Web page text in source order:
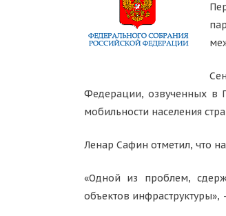
Федерации, озвученных в
мобильности населения
Ленар Сафин отметил, что
«Одной из проблем,
объектов